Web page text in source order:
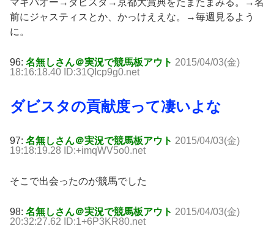
前にジャスティスとか、かっけええな。→毎週見るよう
に。
96: 名無しさん＠実況で競馬板アウト 2015/04/03(金)
18:16:18.40 ID:31QIcp9g0.net
ダビスタの貢献度って凄いよな
97: 名無しさん＠実況で競馬板アウト 2015/04/03(金)
19:18:19.28 ID:+imqWV5o0.net
そこで出会ったのが競馬でした
98: 名無しさん＠実況で競馬板アウト 2015/04/03(金)
20:32:27.62 ID:1+6P3KR80.net